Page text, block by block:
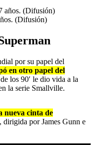
(Difusión)
por su papel del
en otro papel del
los 90′ le dio vida a la
la serie Smallville.
nueva cinta de
por James Gunn e